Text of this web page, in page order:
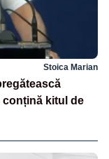
Stoica Marian
conțină kitul de